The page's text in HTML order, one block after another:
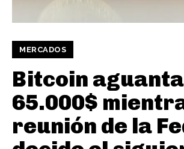
MERCADOS
Bitcoin
65.000$
reunión de la